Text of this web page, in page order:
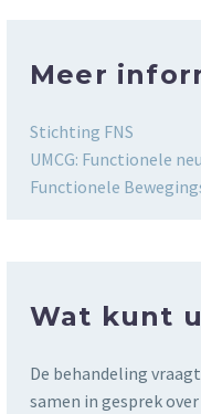
Meer
Stichting FNS
UMCG: Functionele
Functionele
Wat kunt
De behandeling
samen in gesprek